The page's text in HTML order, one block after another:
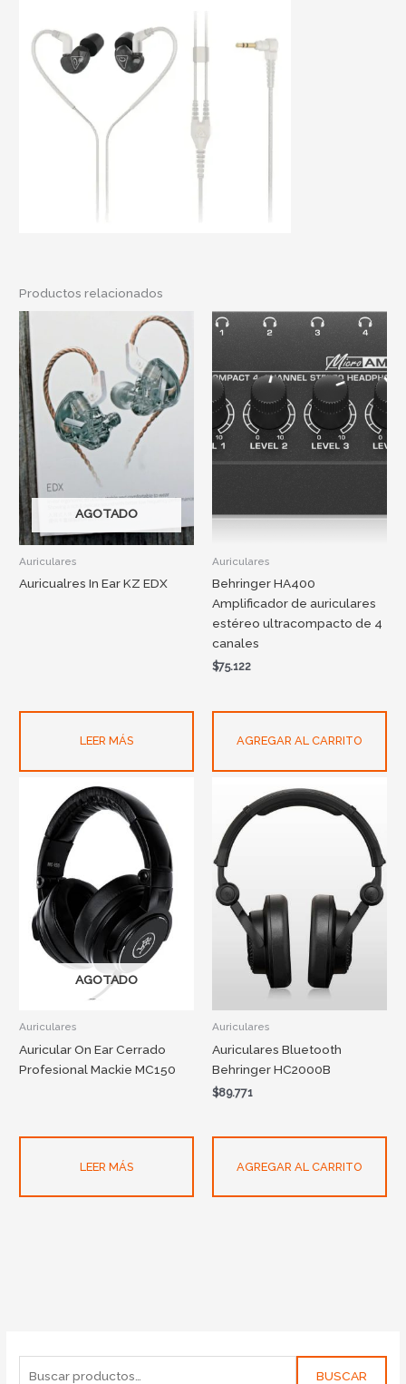
BUSCAR
Productos relacionados
AGOTADO
Auriculares
Auricualres In Ear KZ EDX
LEER MÁS
Auriculares
Behringer HA400
Amplificador de auriculares
estéreo ultracompacto de 4
canales
$75.122
AGREGAR AL CARRITO
AGOTADO
Auriculares
Auricular On Ear Cerrado
Profesional Mackie MC150
LEER MÁS
Auriculares
Auriculares Bluetooth
Behringer HC2000B
$89.771
AGREGAR AL CARRITO